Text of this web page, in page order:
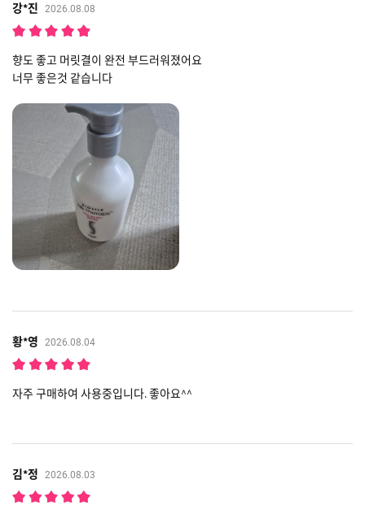
강*진 2026.08.08
향도 좋고 머릿결이 완전 부드러워졌어요
너무 좋은것 같습니다
황*영 2026.08.04
자주 구매하여 사용중입니다. 좋아요^^
김*정 2026.08.03